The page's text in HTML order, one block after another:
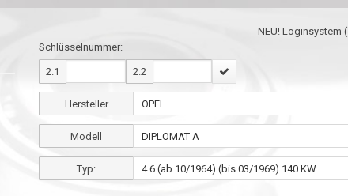
NEU! Loginsystem (
Schlüsselnummer:
2.1 2.2
Hersteller
Modell
Typ: